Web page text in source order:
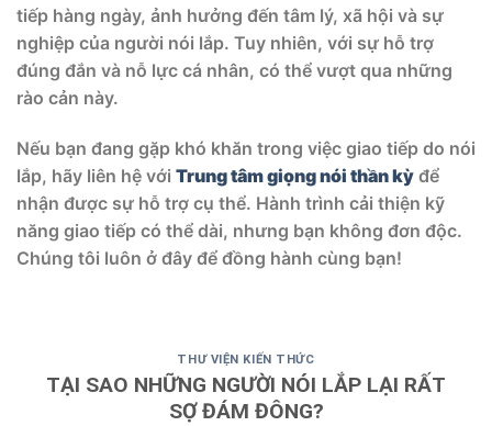
tiếp hàng ngày, ảnh hưởng đến tâm lý, xã hội và sự
nghiệp của người nói lắp. Tuy nhiên, với sự hỗ trợ
đúng đắn và nỗ lực cá nhân, có thể vượt qua những
rào cản này.
Nếu bạn đang gặp khó khăn trong việc giao tiếp do nói
lắp, hãy liên hệ với Trung tâm giọng nói thần kỳ để
nhận được sự hỗ trợ cụ thể. Hành trình cải thiện kỹ
năng giao tiếp có thể dài, nhưng bạn không đơn độc.
Chúng tôi luôn ở đây để đồng hành cùng bạn!
THƯ VIỆN KIẾN THỨC
TẠI SAO NHỮNG NGƯỜI NÓI LẮP LẠI RẤT
SỢ ĐÁM ĐÔNG?